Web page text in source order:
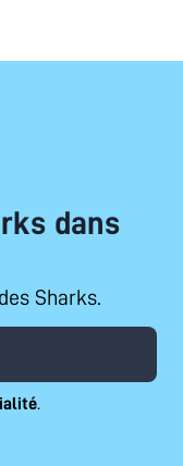
dans
Sharks.
.